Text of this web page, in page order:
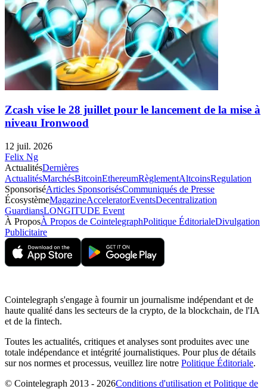
Zcash vise le 28 juillet pour le lancement de la mise à
niveau Ironwood
12 juil. 2026
Felix Ng
ActualitésDernières
ActualitésMarchésBitcoinEthereumRèglementAltcoinsRegulation
SponsoriséArticles SponsorisésCommuniqués de Presse
ÉcosystèmeMagazineAcceleratorEventsDecentralization
GuardiansLONGITUDE Event
À ProposÀ Propos de CointelegraphPolitique ÉditorialeDivulgation
Publicitaire
Cointelegraph s'engage à fournir un journalisme indépendant et de
haute qualité dans les secteurs de la crypto, de la blockchain, de l'IA
et de la fintech.
Toutes les actualités, critiques et analyses sont produites avec une
totale indépendance et intégrité journalistiques. Pour plus de détails
sur nos normes et processus, veuillez lire notre Politique Éditoriale.
© Cointelegraph 2013 - 2026Conditions d'utilisation et Politique de